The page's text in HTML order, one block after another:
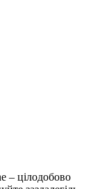
– цілодобово